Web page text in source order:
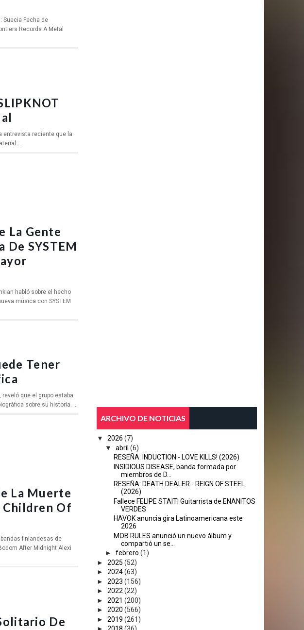
Suecia Fecha de
Records A Metal
entrevista reciente que la
...
La Gente
De SYSTEM
habló sobre el hecho
música con SYSTEM
Tener
reveló que el grupo estaba
sobre su historia. ...
La Muerte
Children Of
finlandesas de
After Midnight Alexi
De
ARCHIVO DE NOTICIAS
▼ 2026 (7)
▼
abril (6)
RESEÑA: INDUCTION - LOVE KILLS! (2026)
INSIDIOUS DISEASE, banda formada por
miembros de D...
RESEÑA: DEATH DEALER - REIGN OF STEEL
(2026)
Fallece FELIPE STAITI Guitarrista de ENANITOS
VERDES
HAVOK anuncia gira Latinoamericana este
2026
MOB RULES anunció un nuevo álbum y
compartió un se...
► febrero (1)
► 2025 (52)
► 2024(63)
► 2023 (156)
► 2022 (22)
► 2021 (200)
► 2020 (566)
► 2019 (261)